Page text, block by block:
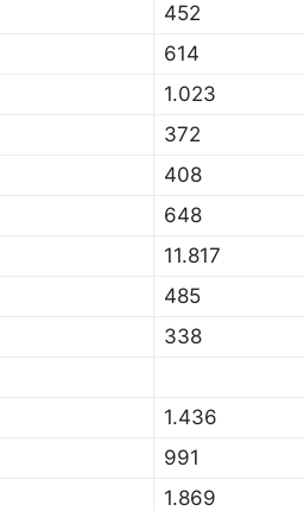
452
614
1.023
372
408
648
11.817
485
338
1.436
991
1.869